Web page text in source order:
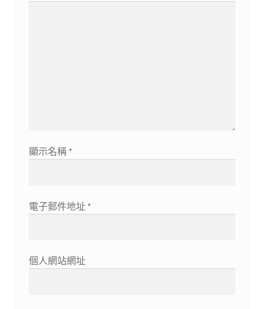
顯示名稱 *
電子郵件地址 *
個人網站網址